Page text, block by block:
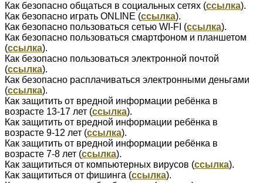
Как безопасно общаться в социальных сетях (ссылка).
Как безопасно играть ONLINE (ссылка).
Как безопасно пользоваться сетью WI-FI (ссылка).
Как безопасно пользоваться смартфоном и планшетом
(ссылка).
Как безопасно пользоваться электронной почтой
(ссылка).
Как безопасно расплачиваться электронными деньгами
(ссылка).
Как защитить от вредной информации ребёнка в
возрасте 13-17 лет (ссылка).
Как защитить от вредной информации ребёнка в
возрасте 9-12 лет (ссылка).
Как защитить от вредной информации ребёнка в
возрасте 7-8 лет (ссылка).
Как защититься от компьютерных вирусов (ссылка).
Как защититься от фишинга (ссылка).